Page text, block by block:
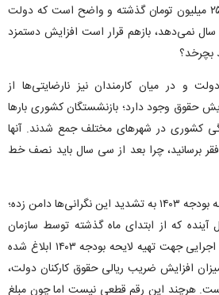
نرخ سبد معیشت کارگران از ۲۵ میلیون تومان گذشته و واضح است که دولت
سال نمی‌دهد، بازهم قرار است افزایش دستمزد
و در میان کارمندان نیز نارضایتی‌ها از
حقوق وجود دارد؛ بازنشستگان کشوری بارها
کشوری در شهرهای مختلف جمع شدند. آنها
برسانید، چرا بعد از سی سال باید نصف خط
حالا پیشنهاد دولت در بخشنامه بودجه ۱۴۰۳ به تشدید این نگرانی‌ها دامن زده؛
که از ابتدای ماه گذشته توسط سازمان
برنامه و بودجه به دستگاه‌های اجرایی جهت تهیه لایحه بودجه ۱۴۰۳ ابلاغ شده
افزایش ضریب ریالی حقوق کارکنان دولت،
است. هرچند این رقم قطعی نیست اما چون مبلغ